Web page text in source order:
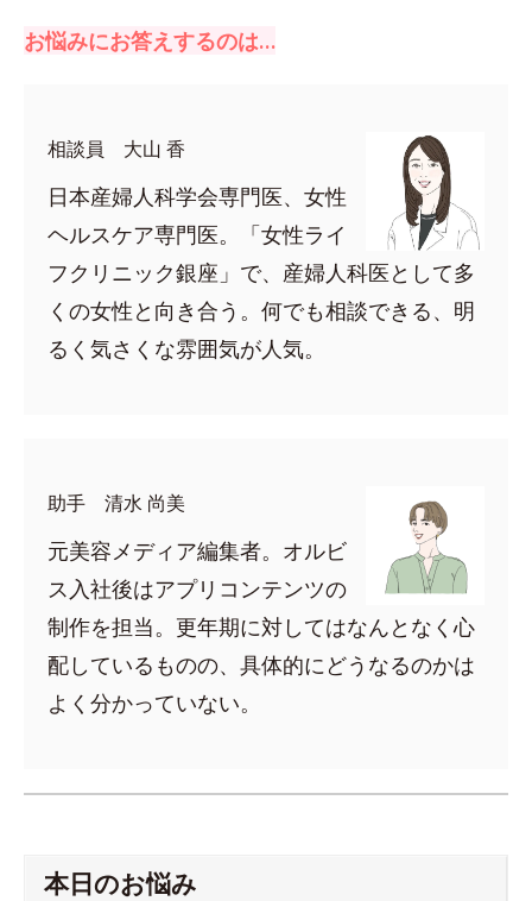
お悩みにお答えするのは…
相談員 大山 香
日本産婦人科学会専門医、女性
ヘルスケア専門医。「女性ライ
フクリニック銀座」で、産婦人科医として多
くの女性と向き合う。何でも相談できる、明
るく気さくな雰囲気が人気。
助手 清水 尚美
元美容メディア編集者。オルビ
ス入社後はアプリコンテンツの
制作を担当。更年期に対してはなんとなく心
配しているものの、具体的にどうなるのかは
よく分かっていない。
本日のお悩み